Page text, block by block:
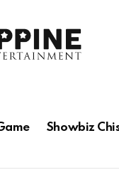
Showbiz